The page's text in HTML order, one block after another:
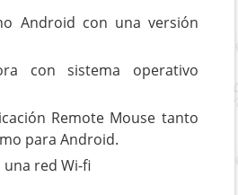
Android con una versión
con sistema operativo
Remote Mouse tanto
para Android.
red Wi-fi